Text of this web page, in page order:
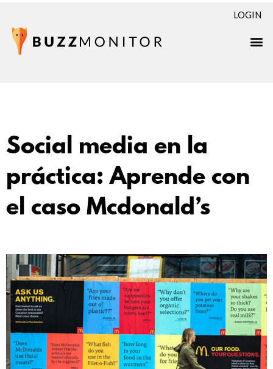
LOGIN
Social media en la
práctica: Aprende con
el caso Mcdonald’s